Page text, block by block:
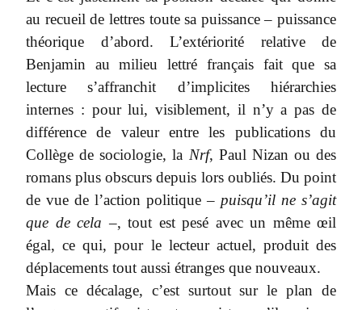
au recueil de lettres toute sa puissance – puissance
théorique d’abord. L’extériorité relative de
Benjamin au milieu lettré français fait que sa
lecture s’affranchit d’implicites hiérarchies
internes : pour lui, visiblement, il n’y a pas de
différence de valeur entre les publications du
Collège de sociologie, la Nrf, Paul Nizan ou des
romans plus obscurs depuis lors oubliés. Du point
de vue de l’action politique – puisqu’il ne s’agit
que de cela –, tout est pesé avec un même œil
égal, ce qui, pour le lecteur actuel, produit des
déplacements tout aussi étranges que nouveaux.
Mais ce décalage, c’est surtout sur le plan de